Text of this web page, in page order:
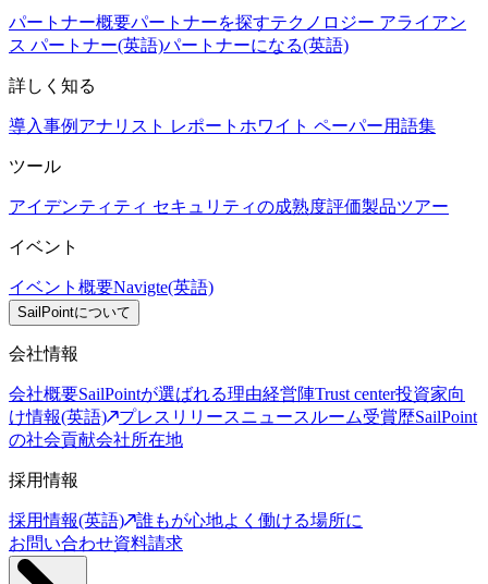
パートナー概要パートナーを探すテクノロジー アライアン
ス パートナー(英語)パートナーになる(英語)
詳しく知る
導入事例 アナリスト レポート ホワイト ペーパー用語集
ツール
アイデンティティ セキュリティの成熟度評価製品ツアー
イベント
イベント概要Navigte(英語)
SailPointについて
会社情報
会社概要SailPointが選ばれる理由経営陣Trust center投資家向
け情報(英語)
プレスリリースニュースルーム受賞歴SailPoint
の社会貢献会社所在地
採用情報
採用情報(英語)
誰もが心地よく働ける場所に
お問い合わせ資料請求